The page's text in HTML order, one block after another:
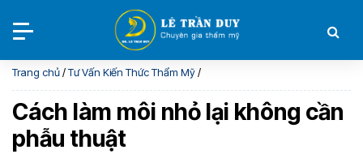
Trang chủ/Tư Vấn Kiến Thức Thẩm Mỹ/
Cách làm môi nhỏ lại không cần
phẫu thuật